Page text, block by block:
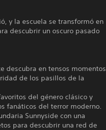
y la escuela se transformó en
descubrir un oscuro pasado
descubra en tensos momentos
de los pasillos de la
del género clásico y
fanáticos del terror moderno.
Sunnyside con una
para descubrir una red de